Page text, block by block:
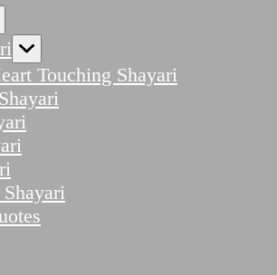
Touching Shayari